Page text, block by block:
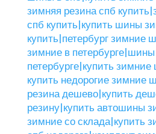
зимняя резина спб
спб купить|купить шины
купить|петербург
зимние в
петербурге|купить
купить недорогие зимние
резина дешево|купить
резину|купить автошины
зимние со склада|купить